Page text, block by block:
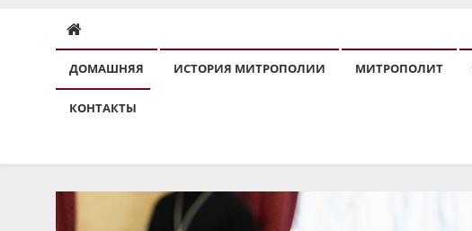
ДОМАШНЯЯ ИСТОРИЯ МИТРОПОЛИИ МИТРОПОЛИТ
КОНТАКТЫ